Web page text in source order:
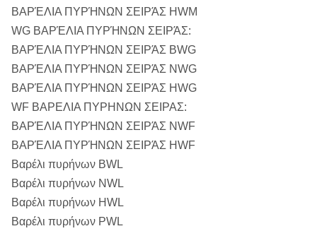
ΒΑΡΈΛΙΑ ΠΥΡΉΝΩΝ ΣΕΙΡΆΣ HWM
WG ΒΑΡΈΛΙΑ ΠΥΡΉΝΩΝ ΣΕΙΡΆΣ:
ΒΑΡΈΛΙΑ ΠΥΡΉΝΩΝ ΣΕΙΡΆΣ BWG
ΒΑΡΈΛΙΑ ΠΥΡΉΝΩΝ ΣΕΙΡΆΣ NWG
ΒΑΡΈΛΙΑ ΠΥΡΉΝΩΝ ΣΕΙΡΆΣ HWG
WF ΒΑΡΕΛΙΑ ΠΥΡΗΝΩΝ ΣΕΙΡΑΣ:
ΒΑΡΈΛΙΑ ΠΥΡΉΝΩΝ ΣΕΙΡΆΣ NWF
ΒΑΡΈΛΙΑ ΠΥΡΉΝΩΝ ΣΕΙΡΆΣ HWF
Βαρέλι πυρήνων BWL
Βαρέλι πυρήνων NWL
Βαρέλι πυρήνων HWL
Βαρέλι πυρήνων PWL